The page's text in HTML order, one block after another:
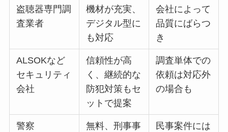
盗聴器専門調
査業者
機材が充実、
デジタル型に
も対応
会社によって
品質にばらつ
き
ALSOKなど
セキュリティ
会社
信頼性が高
く、継続的な
防犯対策もセ
ットで提案
調査単体での
依頼は対応外
の場合も
警察
無料、刑事事
民事案件には